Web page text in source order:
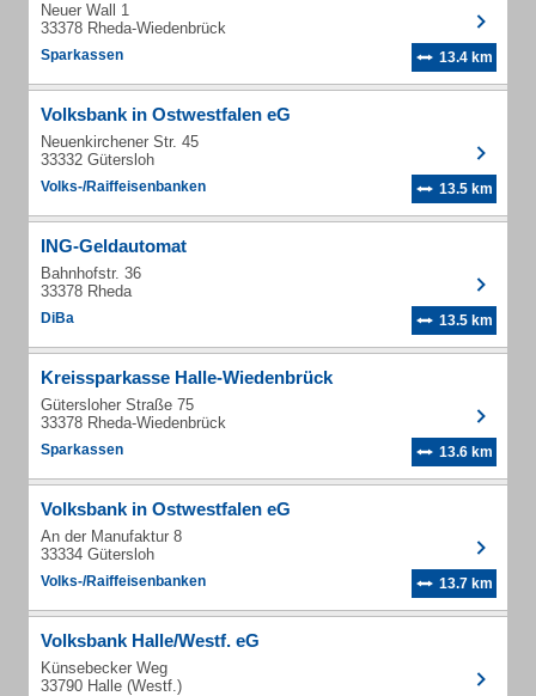
Neuer Wall 1
33378 Rheda-Wiedenbrück
Sparkassen 13.4 km
Volksbank in Ostwestfalen eG
Neuenkirchener Str. 45
33332 Gütersloh
Volks-/Raiffeisenbanken 13.5 km
ING-Geldautomat
Bahnhofstr. 36
33378 Rheda
DiBa 13.5 km
Kreissparkasse Halle-Wiedenbrück
Gütersloher Straße 75
33378 Rheda-Wiedenbrück
Sparkassen 13.6 km
Volksbank in Ostwestfalen eG
An der Manufaktur 8
33334 Gütersloh
Volks-/Raiffeisenbanken 13.7 km
Volksbank Halle/Westf. eG
Künsebecker Weg
33790 Halle (Westf.)